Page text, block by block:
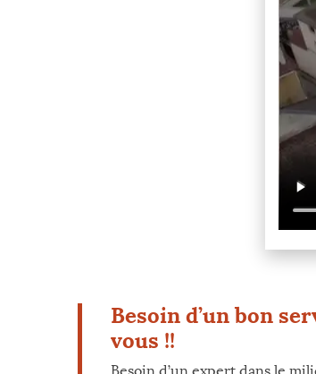
Besoin d’un bon
vous !!
Besoin d’un expert dans le